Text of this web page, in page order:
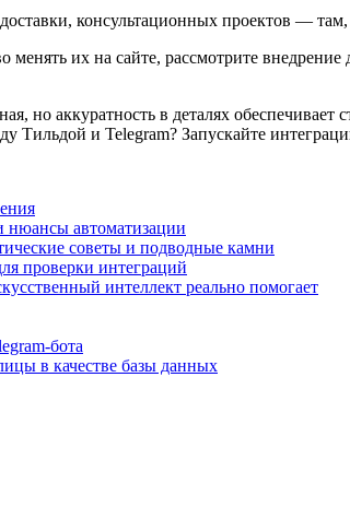
консультационных проектов —
их на сайте, рассмотрите
но аккуратность в деталях
Тильдой и Telegram? Запускайте
нюансы автоматизации
советы и подводные камни
проверки интеграций
интеллект реально помогает
бота
в качестве базы данных